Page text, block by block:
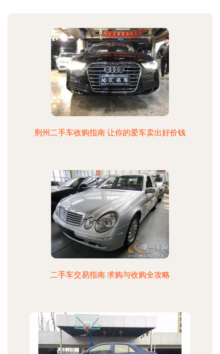
荆州二手车收购指南 让你的爱车卖出好价钱
二手车交易指南 求购与收购全攻略